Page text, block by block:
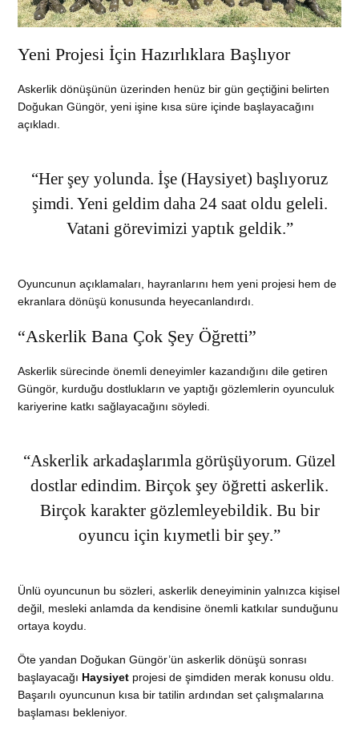
Yeni Projesi İçin Hazırlıklara Başlıyor
Askerlik dönüşünün üzerinden henüz bir gün geçtiğini belirten
Doğukan Güngör, yeni işine kısa süre içinde başlayacağını
açıkladı.
“Her şey yolunda. İşe (Haysiyet) başlıyoruz
şimdi. Yeni geldim daha 24 saat oldu geleli.
Vatani görevimizi yaptık geldik.”
Oyuncunun açıklamaları, hayranlarını hem yeni projesi hem de
ekranlara dönüşü konusunda heyecanlandırdı.
“Askerlik Bana Çok Şey Öğretti”
Askerlik sürecinde önemli deneyimler kazandığını dile getiren
Güngör, kurduğu dostlukların ve yaptığı gözlemlerin oyunculuk
kariyerine katkı sağlayacağını söyledi.
“Askerlik arkadaşlarımla görüşüyorum. Güzel
dostlar edindim. Birçok şey öğretti askerlik.
Birçok karakter gözlemleyebildik. Bu bir
oyuncu için kıymetli bir şey.”
Ünlü oyuncunun bu sözleri, askerlik deneyiminin yalnızca kişisel
değil, mesleki anlamda da kendisine önemli katkılar sunduğunu
ortaya koydu.
Öte yandan Doğukan Güngör’ün askerlik dönüşü sonrası
başlayacağı Haysiyet projesi de şimdiden merak konusu oldu.
Başarılı oyuncunun kısa bir tatilin ardından set çalışmalarına
başlaması bekleniyor.